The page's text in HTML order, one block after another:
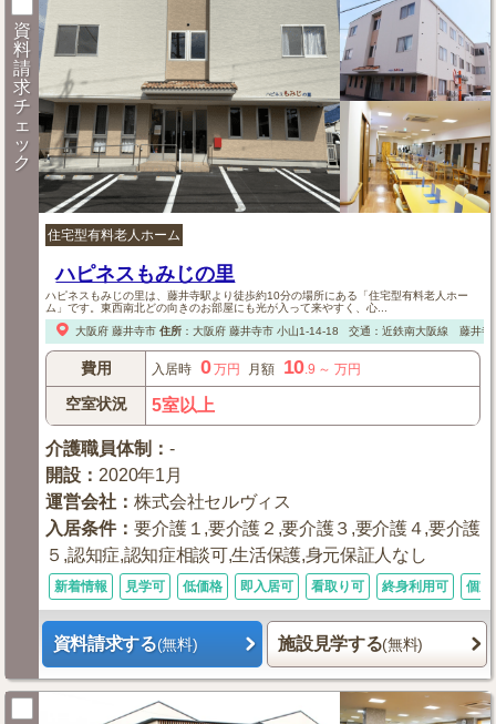
資
料
請
求
チ
ェ
ッ
ク
住宅型有料老人ホーム
ハピネスもみじの里
ハピネスもみじの里は、藤井寺駅より徒歩約10分の場所にある「住宅型有料老人ホー
ム」です。東西南北どの向きのお部屋にも光が入って来やすく、心...
大阪府 藤井寺市 住所： 大阪府 藤井寺市小山1-14-18 交通：近鉄南大阪線 藤井寺
費用 入居時 0万円 月額 10.9 ～ 万円
空室状況 5室以上
介護職員体制 ：-
開設 ： 2020年1月
運営会社 ：株式会社セルヴィス
入居条件：要介護１,要介護２,要介護３,要介護４,要介護
５,認知症,認知症相談可,生活保護,身元保証人なし
新着情報 見学可 低価格 即入居可 看取り可 終身利用可 個室
資料請求する(無料) 施設見学する(無料)